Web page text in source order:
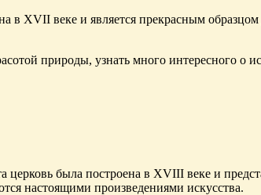
в XVII веке и является прекрасным
природы, узнать много интересного о
была построена в XVIII веке и
настоящими произведениями искусства.